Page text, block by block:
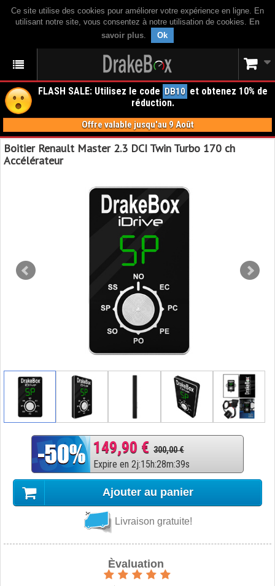
Ce site utilise des cookies pour améliorer votre expérience en ligne. En
utilisant notre site, vous consentez à notre utilisation de cookies. En
savoir plus. Ok
FLASH SALE: Utilisez le code DB10 et obtenez 10% de
réduction.
Offre valable jusqu'au 9 Août
Boitier Renault Master 2.3 DCI Twin Turbo 170 ch
Accélérateur
149,90 € 300,00 €
Expire en 2j:15h:28m:38s
Ajouter au panier
Livraison gratuite!
Èvaluation